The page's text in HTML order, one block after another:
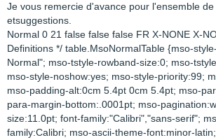
Je vous remercie d'avance pour l'ensemble
etsuggestions.
Normal 0 21 false false false FR X-NONE X-
Definitions */ table.MsoNormalTable {mso-
Normal"; mso-tstyle-rowband-size:0; mso-
mso-style-noshow:yes; mso-style-priority:99;
mso-padding-alt:0cm 5.4pt 0cm 5.4pt; mso-
para-margin-bottom:.0001pt; mso-
size:11.0pt; font-family:"Calibri","sans-serif";
family:Calibri; mso-ascii-theme-font:minor-